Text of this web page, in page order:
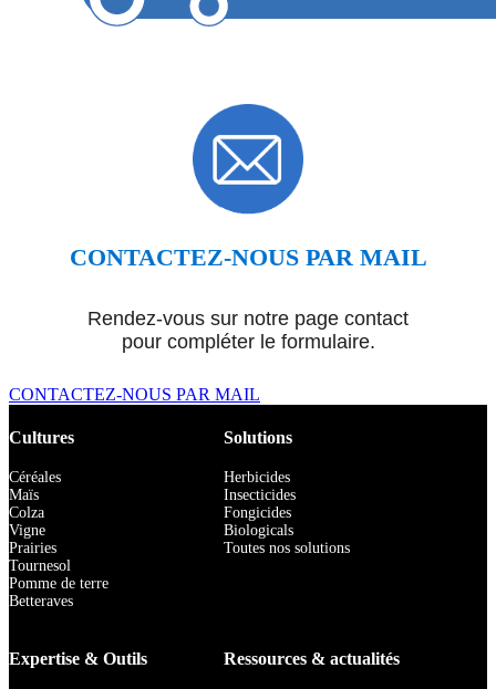
CONTACTEZ-NOUS PAR MAIL
Rendez-vous sur notre page contact
pour compléter le formulaire.
CONTACTEZ-NOUS PAR MAIL
Cultures
Céréales
Maïs
Colza
Vigne
Prairies
Tournesol
Pomme de terre
Betteraves
Solutions
Herbicides
Insecticides
Fongicides
Biologicals
Toutes nos solutions
Expertise & Outils Ressources & actualités